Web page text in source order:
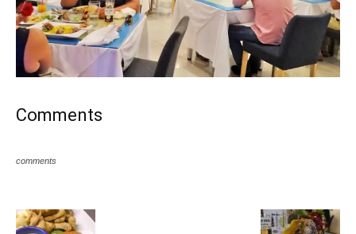
Comments
comments